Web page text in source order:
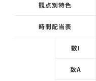
観点別特色
時間配当表
数I
数A